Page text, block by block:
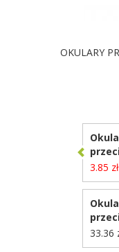
OKULARY
ze
VA288
3.85 zł
z
33.36